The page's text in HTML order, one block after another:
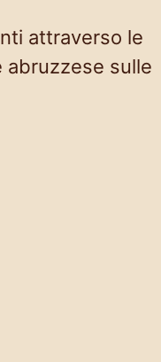
attraverso le
abruzzese sulle